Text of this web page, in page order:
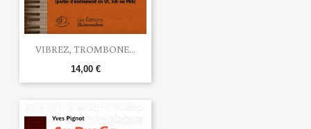
VIBREZ, TROMBONE...
14,00 €